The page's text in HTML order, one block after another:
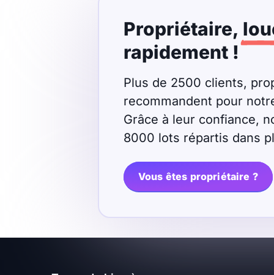
Propriétaire,
rapidement !
Plus de 2500 clients,
recommandent pour
Grâce à leur confiance,
8000 lots répartis dans
Vous êtes propriétaire ?